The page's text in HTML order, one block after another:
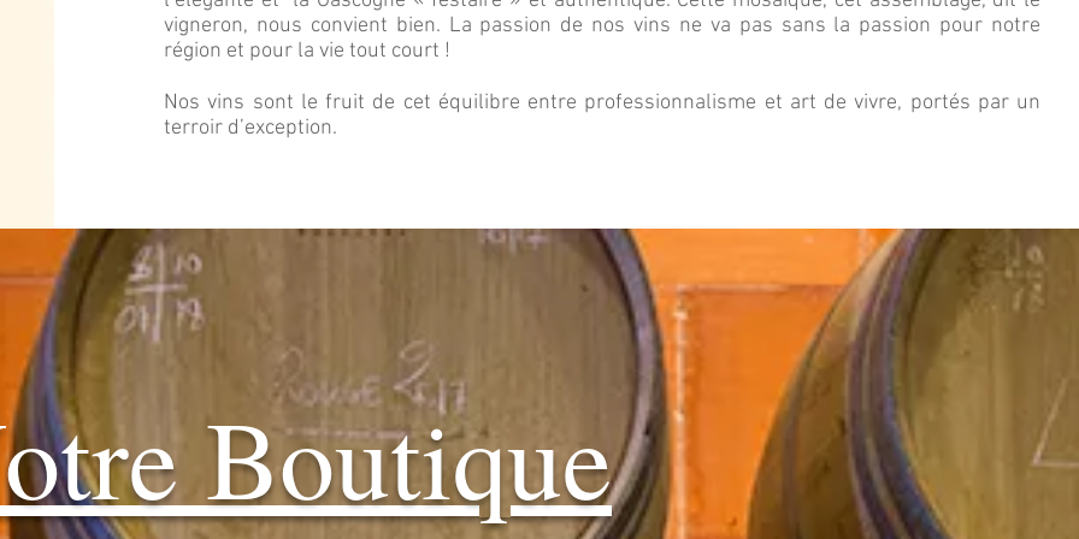
vigneron, nous convient bien. La passion de nos vins ne va pas sans la passion pour notre
région et pour la vie tout court !
Nos vins sont le fruit de cet équilibre entre professionnalisme et art de vivre, portés par un
terroir d’exception.
Boutique